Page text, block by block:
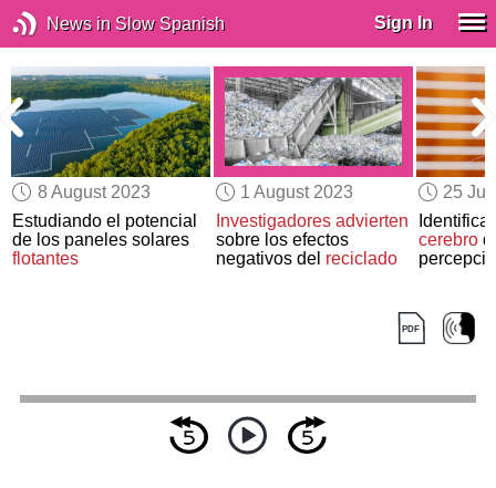
News in Slow Spanish Sign In
8 August 2023
Estudiando el potencial
de los paneles solares
flotantes
1 August 2023
Investigadores advierten
sobre los efectos
negativos del reciclado
25
cerebro